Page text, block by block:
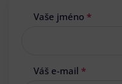
Vaše jméno *
Váš e-mail *